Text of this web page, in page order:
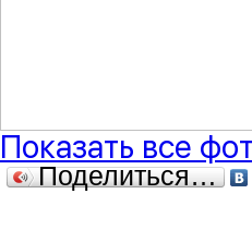
Показать все
Поделиться…